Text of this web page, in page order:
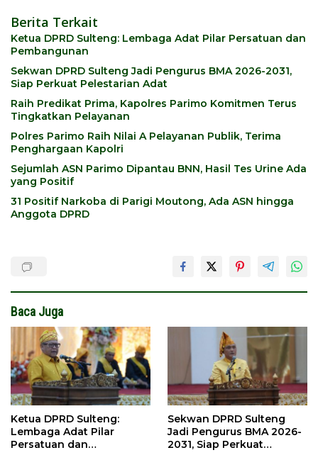
Berita Terkait
Ketua DPRD Sulteng: Lembaga Adat Pilar Persatuan dan
Pembangunan
Sekwan DPRD Sulteng Jadi Pengurus BMA 2026-2031,
Siap Perkuat Pelestarian Adat
Raih Predikat Prima, Kapolres Parimo Komitmen Terus
Tingkatkan Pelayanan
Polres Parimo Raih Nilai A Pelayanan Publik, Terima
Penghargaan Kapolri
Sejumlah ASN Parimo Dipantau BNN, Hasil Tes Urine Ada
yang Positif
31 Positif Narkoba di Parigi Moutong, Ada ASN hingga
Anggota DPRD
Baca Juga
Ketua DPRD Sulteng:
Lembaga Adat Pilar
Persatuan dan
Sekwan DPRD Sulteng
Jadi Pengurus BMA 2026-
2031, Siap Perkuat